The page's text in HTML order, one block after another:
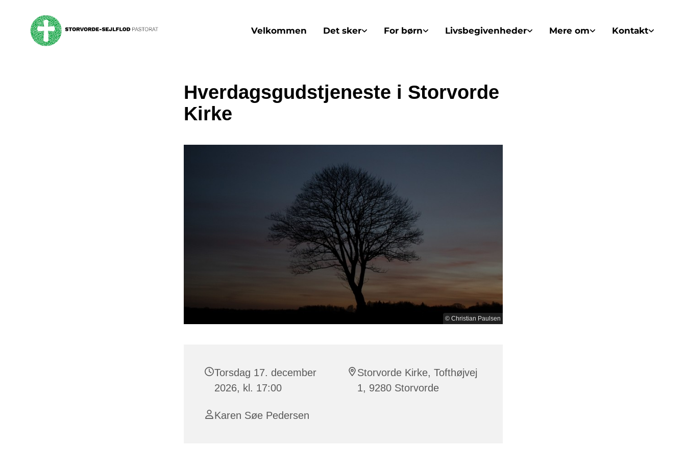
Velkommen Det sker For børn Livsbegivenheder Mere om Kontakt
Hverdagsgudstjeneste i Storvorde
Kirke
© Christian Paulsen
Torsdag 17. december
2026, kl. 17:00
Storvorde Kirke, Tofthøjvej
1, 9280 Storvorde
Karen Søe Pedersen